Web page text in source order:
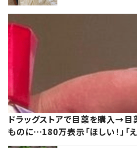
ドラッグストアで目薬を購入→目
ものに…180万表示「ほしい！」「え